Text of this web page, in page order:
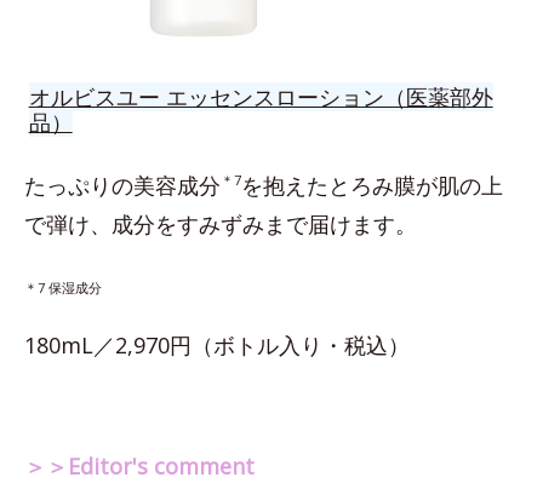
オルビスユー エッセンスローション（医薬部外
品）
たっぷりの美容成分 ＊7を抱えたとろみ膜が肌の上
で弾け、成分をすみずみまで届けます。
＊7 保湿成分
180mL／2,970円（ボトル入り・税込）
＞＞Editor's comment